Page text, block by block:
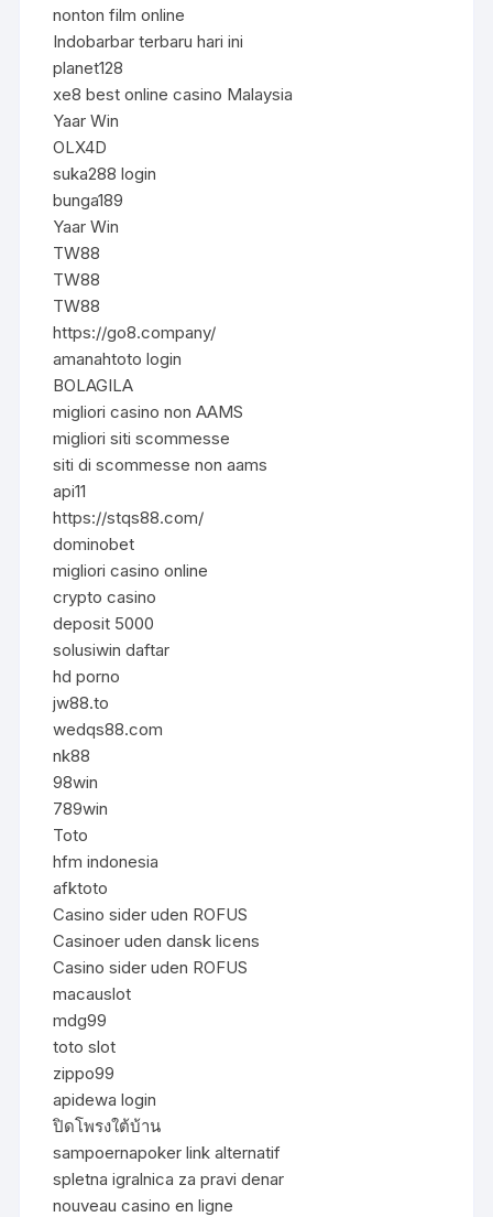
nonton film online
Indobarbar terbaru hari ini
planet128
xe8 best online casino Malaysia
Yaar Win
OLX4D
suka288 login
bunga189
Yaar Win
TW88
TW88
TW88
https://go8.company/
amanahtoto login
BOLAGILA
migliori casino non AAMS
migliori siti scommesse
siti di scommesse non aams
api11
https://stqs88.com/
dominobet
migliori casino online
crypto casino
deposit 5000
solusiwin daftar
hd porno
jw88.to
wedqs88.com
nk88
98win
789win
Toto
hfm indonesia
afktoto
Casino sider uden ROFUS
Casinoer uden dansk licens
Casino sider uden ROFUS
macauslot
mdg99
toto slot
zippo99
apidewa login
ปิดโพรงใต้บ้าน
sampoernapoker link alternatif
spletna igralnica za pravi denar
nouveau casino en ligne